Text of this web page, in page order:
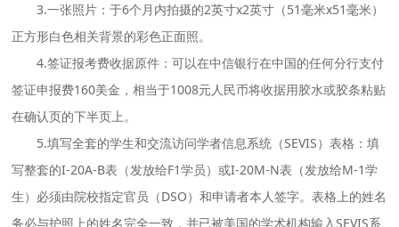
3.一张照片：于6个月内拍摄的2英寸x2英寸（51毫米x51毫米）
正方形白色相关背景的彩色正面照。
4.签证报考费收据原件：可以在中信银行在中国的任何分行支付
签证申报费160美金，相当于1008元人民币将收据用胶水或胶条粘贴
在确认页的下半页上。
5.填写全套的学生和交流访问学者信息系统（SEVIS）表格：填
写整套的I-20A-B表（发放给F1学员）或I-20M-N表（发放给M-1学
生）必须由院校指定官员（DSO）和申请者本人签字。表格上的姓名
务必与护照上的姓名完全一致，并已被美国的学术机构输入SEVIS系